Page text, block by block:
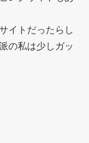
イトだったらし
の私は少しガッ